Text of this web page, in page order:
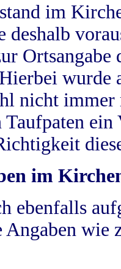
im
wurde
nicht
im
ebenfalls
wie